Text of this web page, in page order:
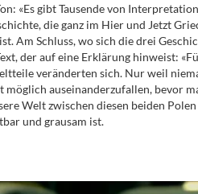
«Es gibt Tausende von
die ganz im Hier und Jetzt
Am Schluss, wo sich die drei
der auf eine Erklärung hinweist:
veränderten sich. Nur weil
möglich auseinanderzufallen, bevor
Welt zwischen diesen beiden
und grausam ist.